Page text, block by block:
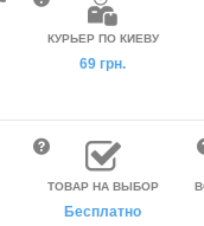
КУРЬЕР ПО КИЕВУ
69 грн.
ТОВАР НА ВЫБОР
Бесплатно